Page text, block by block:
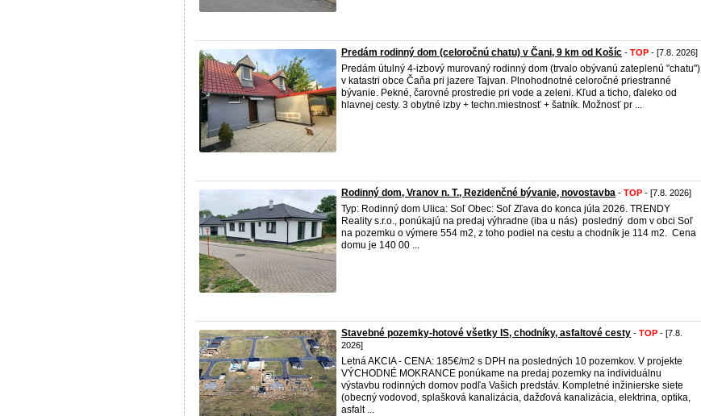
Predám rodinný dom (celoročnú chatu) v Čani, 9 km od Košíc - TOP - [7.8. 2026]
Predám útulný 4-izbový murovaný rodinný dom (trvalo obývanú zateplenú "chatu")
v katastri obce Čaňa pri jazere Tajvan. Plnohodnotné celoročné priestranné
bývanie. Pekné, čarovné prostredie pri vode a zeleni. Kľud a ticho, ďaleko od
hlavnej cesty. 3 obytné izby + techn.miestnosť + šatník. Možnosť pr ...
Rodinný dom, Vranov n. T., Rezidenčné bývanie, novostavba - TOP - [7.8. 2026]
Typ: Rodinný dom Ulica: Soľ Obec: Soľ Zľava do konca júla 2026. TRENDY
Reality s.r.o., ponúkajú na predaj výhradne (iba u nás) posledný dom v obci Soľ
na pozemku o výmere 554 m2, z toho podiel na cestu a chodník je 114 m2. Cena
domu je 140 00 ...
Stavebné pozemky-hotové všetky IS, chodníky, asfaltové cesty - TOP - [7.8.
2026]
Letná AKCIA - CENA: 185€/m2 s DPH na posledných 10 pozemkov. V projekte
VÝCHODNÉ MOKRANCE ponúkame na predaj pozemky na individuálnu
výstavbu rodinných domov podľa Vašich predstáv. Kompletné inžinierske siete
(obecný vodovod, splašková kanalizácia, dažďová kanalizácia, elektrina, optika,
asfalt ...